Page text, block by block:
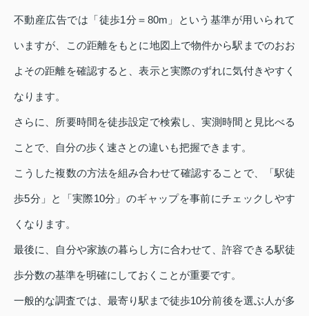
不動産広告では「徒歩1分＝80m」という基準が用いられて
いますが、この距離をもとに地図上で物件から駅までのおお
よその距離を確認すると、表示と実際のずれに気付きやすく
なります。
さらに、所要時間を徒歩設定で検索し、実測時間と見比べる
ことで、自分の歩く速さとの違いも把握できます。
こうした複数の方法を組み合わせて確認することで、「駅徒
歩5分」と「実際10分」のギャップを事前にチェックしやす
くなります。
最後に、自分や家族の暮らし方に合わせて、許容できる駅徒
歩分数の基準を明確にしておくことが重要です。
一般的な調査では、最寄り駅まで徒歩10分前後を選ぶ人が多